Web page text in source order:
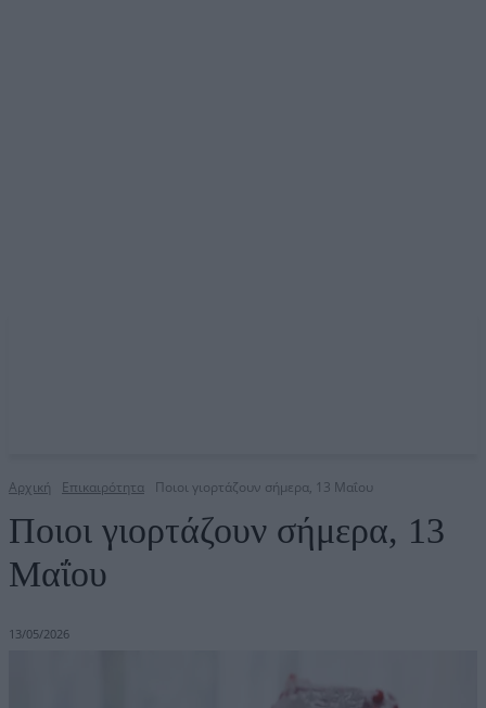
Αρχική Επικαιρότητα Ποιοι γιορτάζουν σήμερα, 13 Μαΐου
Ποιοι γιορτάζουν σήμερα, 13
Μαΐου
13/05/2026